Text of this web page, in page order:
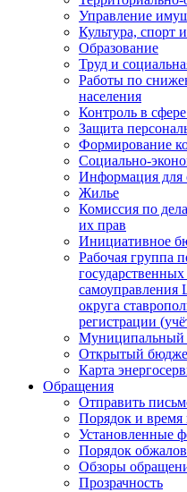
Управление
Культура, спорт
Образование
Труд и
Работы по
населения
Контроль в
Защита
Формирование
Социально-
Информация для
Жилье
Комиссия по
их прав
Инициативное
Рабочая группа
самоуправления
округа
регистрации
Муниципальный
Открытый
Карта
Обращения
Отправить
Порядок и время
Установленные
Порядок
Обзоры
Прозрачность